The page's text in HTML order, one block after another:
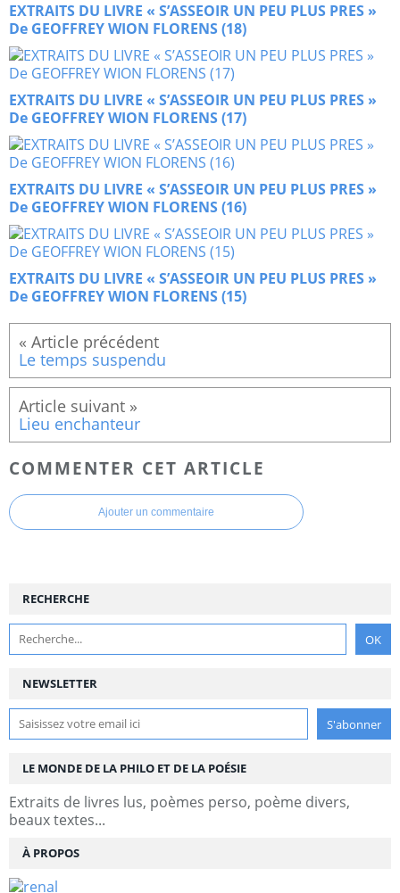
EXTRAITS DU LIVRE « S’ASSEOIR UN PEU PLUS PRES »
De GEOFFREY WION FLORENS (18)
EXTRAITS DU LIVRE « S’ASSEOIR UN PEU PLUS PRES »
De GEOFFREY WION FLORENS (17)
EXTRAITS DU LIVRE « S’ASSEOIR UN PEU PLUS PRES »
De GEOFFREY WION FLORENS (16)
EXTRAITS DU LIVRE « S’ASSEOIR UN PEU PLUS PRES »
De GEOFFREY WION FLORENS (15)
Le temps suspendu
Lieu enchanteur
COMMENTER CET ARTICLE
Ajouter un commentaire
NEWSLETTER
RECHERCHE
LE MONDE DE LA PHILO ET DE LA POÉSIE
Extraits de livres lus, poèmes perso, poème divers,
beaux textes...
À PROPOS